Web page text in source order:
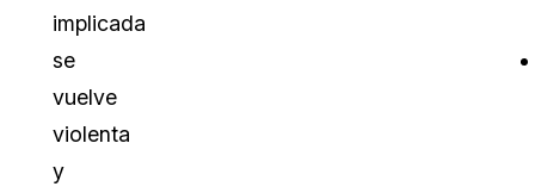
implicada
se
vuelve
violenta
y